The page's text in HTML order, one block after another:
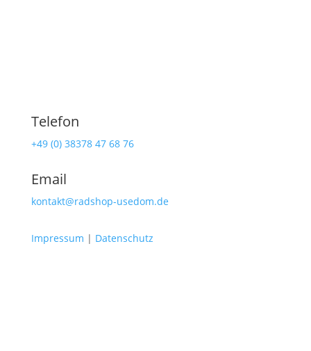
Telefon
+49 (0) 38378 47 68 76
Email
kontakt@radshop-usedom.de
Impressum | Datenschutz